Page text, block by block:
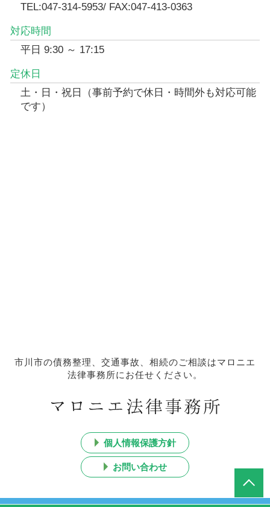
TEL:047-314-5953/ FAX:047-413-0363
対応時間
平日 9:30 ～ 17:15
定休日
土・日・祝日（事前予約で休日・時間外も対応可能
です）
市川市の債務整理、交通事故、相続のご相談はマロニエ
法律事務所にお任せください。
個人情報保護方針
お問い合わせ